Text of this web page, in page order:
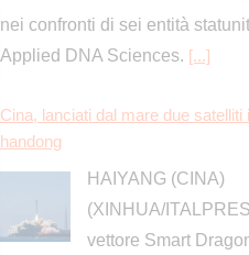
nei confronti di sei entità
Applied DNA Sciences. [...]
Cina, lanciati dal mare due satelliti
handong
HAIYANG (CINA)
(XINHUA/
vettore Smart